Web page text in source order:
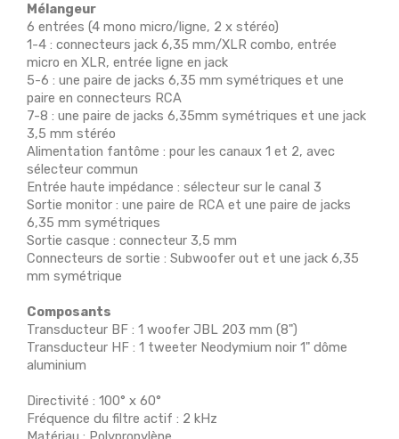
Mélangeur
6 entrées (4 mono micro/ligne, 2 x stéréo)
1-4 : connecteurs jack 6,35 mm/XLR combo, entrée
micro en XLR, entrée ligne en jack
5-6 : une paire de jacks 6,35 mm symétriques et une
paire en connecteurs RCA
7-8 : une paire de jacks 6,35mm symétriques et une jack
3,5 mm stéréo
Alimentation fantôme : pour les canaux 1 et 2, avec
sélecteur commun
Entrée haute impédance : sélecteur sur le canal 3
Sortie monitor : une paire de RCA et une paire de jacks
6,35 mm symétriques
Sortie casque : connecteur 3,5 mm
Connecteurs de sortie : Subwoofer out et une jack 6,35
mm symétrique
Composants
Transducteur BF : 1 woofer JBL 203 mm (8")
Transducteur HF : 1 tweeter Neodymium noir 1" dôme
aluminium
Directivité : 100° x 60°
Fréquence du filtre actif : 2 kHz